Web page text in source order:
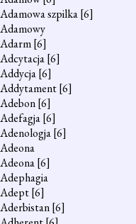
Adamowa szpilka[6]
Adamowy
Adarm[6]
Adcytacja[6]
Addycja[6]
Addytament[6]
Adebon[6]
Adefagja[6]
Adenologja[6]
Adeona
Adeona[6]
Adephagia
Adept[6]
Aderbistan[6]